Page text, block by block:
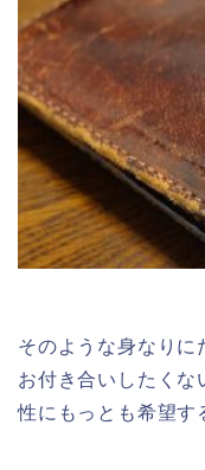
そのような身なりに
お付き合いしたくな
性にもっとも希望す